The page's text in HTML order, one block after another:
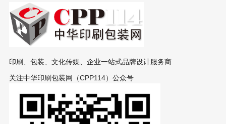
印刷、包装、文化传媒、企业一站式品牌设计服务商
关注中华印刷包装网（CPP114）公众号